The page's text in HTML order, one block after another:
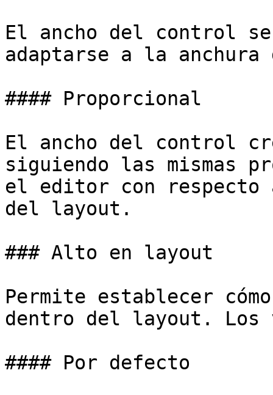
El ancho del control
adaptarse a la
#### Proporcional
El ancho del control
siguiendo las mismas
el editor con
del layout.
### Alto en layout
Permite establecer
dentro del layout. Los
#### Por defecto